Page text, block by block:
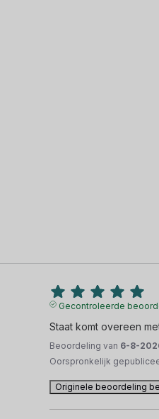
Gecontroleerde
Staat komt overeen
Beoordeling van 6-8-
Oorspronkelijk
Originele beoordeling